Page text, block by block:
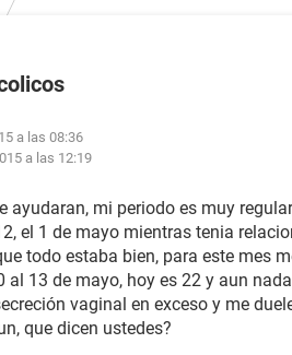
a las 08:36
a las 12:19
ayudaran, mi periodo es muy
el 1 de mayo mientras tenia
todo estaba bien, para este mes
al 13 de mayo, hoy es 22 y aun
vaginal en exceso y me
que dicen ustedes?